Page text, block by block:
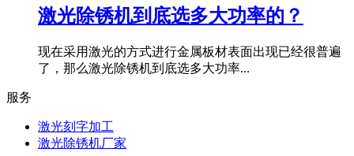
激光除锈机到底选多大功率的？
现在采用激光的方式进行金属板材表面出现已经很普遍
了，那么激光除锈机到底选多大功率...
服务
激光刻字加工
激光除锈机厂家